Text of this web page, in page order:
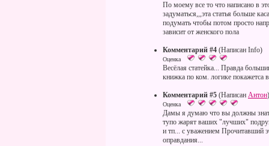
По моему все то что написано в
задуматься,,,эта статья больше
подумать чтобы потом просто
зависит от женского пола
Комментарий #4 (Написан Info)
Оценка
Весёлая статейка... Правда
книжка по ком. логике покажетса
Комментарий #5 (Написан Антон)
Оценка
Дамы я думаю что вы должны
тупо жарят ваших "лучших"
и тп... с уважением Прочитавший
оправдания...